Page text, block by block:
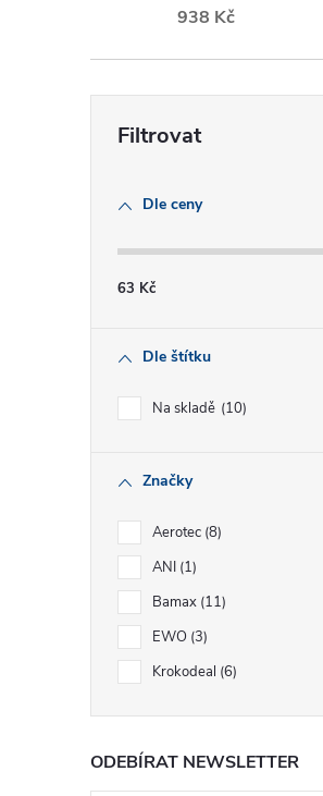
938 Kč
Dle ceny
63 Kč
Dle štítku
Na skladě 10
Značky
Aerotec 8
ANI 1
Bamax 11
EWO 3
Krokodeal 6
ODEBÍRAT NEWSLETTER